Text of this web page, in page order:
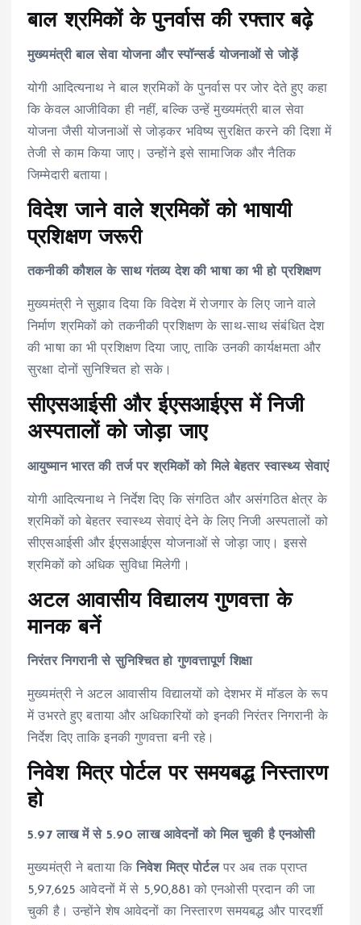
बाल श्रमिकों के पुनर्वास की रफ्तार बढ़े
मुख्यमंत्री बाल सेवा योजना और स्पॉन्सर्ड योजनाओं से जोड़ें
योगी आदित्यनाथ ने बाल श्रमिकों के पुनर्वास पर जोर देते हुए कहा
कि केवल आजीविका ही नहीं, बल्कि उन्हें मुख्यमंत्री बाल सेवा
योजना जैसी योजनाओं से जोड़कर भविष्य सुरक्षित करने की दिशा में
तेजी से काम किया जाए। उन्होंने इसे सामाजिक और नैतिक
जिम्मेदारी बताया।
विदेश जाने वाले श्रमिकों को भाषायी
प्रशिक्षण जरूरी
तकनीकी कौशल के साथ गंतव्य देश की भाषा का भी हो प्रशिक्षण
मुख्यमंत्री ने सुझाव दिया कि विदेश में रोजगार के लिए जाने वाले
निर्माण श्रमिकों को तकनीकी प्रशिक्षण के साथ-साथ संबंधित देश
की भाषा का भी प्रशिक्षण दिया जाए, ताकि उनकी कार्यक्षमता और
सुरक्षा दोनों सुनिश्चित हो सके।
सीएसआईसी और ईएसआईएस में निजी
अस्पतालों को जोड़ा जाए
आयुष्मान भारत की तर्ज पर श्रमिकों को मिले बेहतर स्वास्थ्य सेवाएं
योगी आदित्यनाथ ने निर्देश दिए कि संगठित और असंगठित क्षेत्र के
श्रमिकों को बेहतर स्वास्थ्य सेवाएं देने के लिए निजी अस्पतालों को
सीएसआईसी और ईएसआईएस योजनाओं से जोड़ा जाए। इससे
श्रमिकों को अधिक सुविधा मिलेगी।
अटल आवासीय विद्यालय गुणवत्ता के
मानक बनें
निरंतर निगरानी से सुनिश्चित हो गुणवत्तापूर्ण शिक्षा
मुख्यमंत्री ने अटल आवासीय विद्यालयों को देशभर में मॉडल के रूप
में उभरते हुए बताया और अधिकारियों को इनकी निरंतर निगरानी के
निर्देश दिए ताकि इनकी गुणवत्ता बनी रहे।
निवेश मित्र पोर्टल पर समयबद्ध निस्तारण
हो
5.97 लाख में से 5.90 लाख आवेदनों को मिल चुकी है एनओसी
मुख्यमंत्री ने बताया किनिवेश मित्र पोर्टलपर अब तक प्राप्त
5,97,625 आवेदनों में से 5,90,881 को एनओसी प्रदान की जा
चुकी है। उन्होंने शेष आवेदनों का निस्तारण समयबद्ध और पारदर्शी